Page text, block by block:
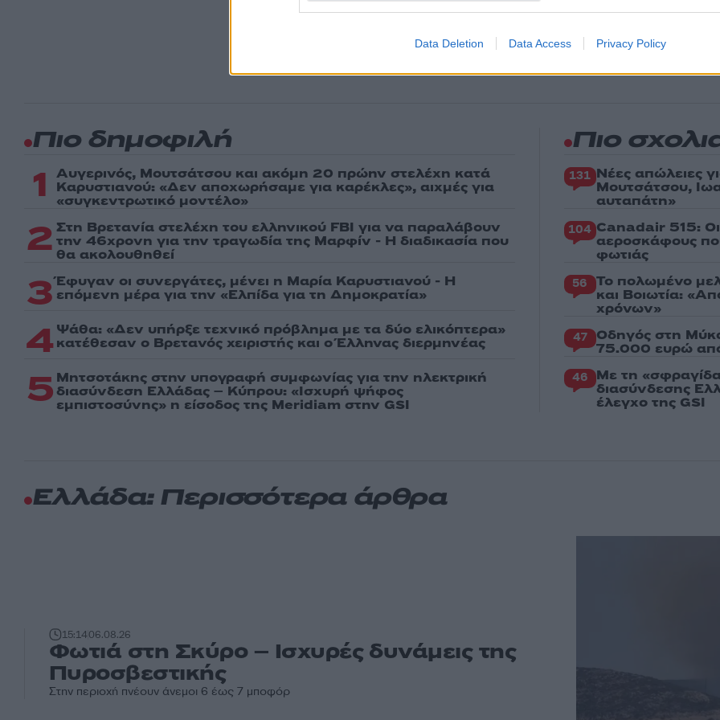
Data Deletion Data Access Privacy Policy
Ακολουθήστε το Νewsit.gr στοGoogle News
Πιο δημοφιλή
1 Αυγερινός, Μουτσάτσου και ακόμη 20 πρώην στελέχη κατά
Καρυστιανού: «Δεν αποχωρήσαμε για καρέκλες», αιχμές για
«συγκεντρωτικό μοντέλο»
2 Στη Βρετανία στελέχη του ελληνικού FBI για να παραλάβουν
την 46χρονη για την τραγωδία της Μαρφίν - Η διαδικασία που
θα ακολουθηθεί
3 Έφυγαν οι συνεργάτες, μένει η Μαρία Καρυστιανού - Η
επόμενη μέρα για την «Ελπίδα για τη Δημοκρατία»
4 Ψάθα: «Δεν υπήρξε τεχνικό πρόβλημα με τα δύο ελικόπτερα»
κατέθεσαν ο Βρετανός χειριστής και ο Έλληνας διερμηνέας
5 Μητσοτάκης στην υπογραφή συμφωνίας για την ηλεκτρική
διασύνδεση Ελλάδας – Κύπρου: «Ισχυρή ψήφος
εμπιστοσύνης» η είσοδος της Meridiam στην GSI
Πιο
131 Νέες απώλειες
Μουτσάτσου,
αυταπάτη»
104 Canadair 515:
αεροσκάφους
φωτιάς
56 Το πολωμένο
και Βοιωτία:
χρόνων»
47 Οδηγός στη
75.000 ευρώ
46 Με τη
διασύνδεσης
έλεγχο της GSI
Ελλάδα: Περισσότερα άρθρα
15:1406.08.26
Φωτιά στη Σκύρο – Ισχυρές δυνάμεις της
Πυροσβεστικής
Στην περιοχή πνέουν άνεμοι 6 έως 7 μποφόρ